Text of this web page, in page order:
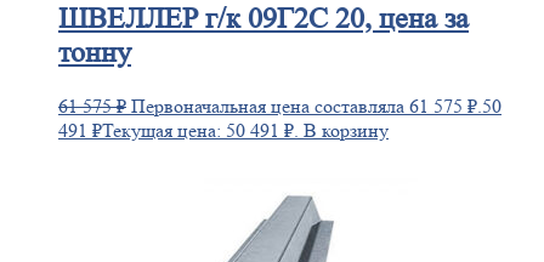
ШВЕЛЛЕРг/к 09Г2С 20, цена за
тонну
61 575₽ Первоначальная цена составляла 61 575 ₽. 50
491 ₽Текущая цена: 50 491 ₽. В корзину